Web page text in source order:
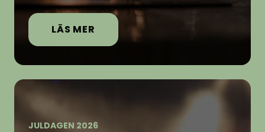
LÄS MER
JULDAGEN 2026